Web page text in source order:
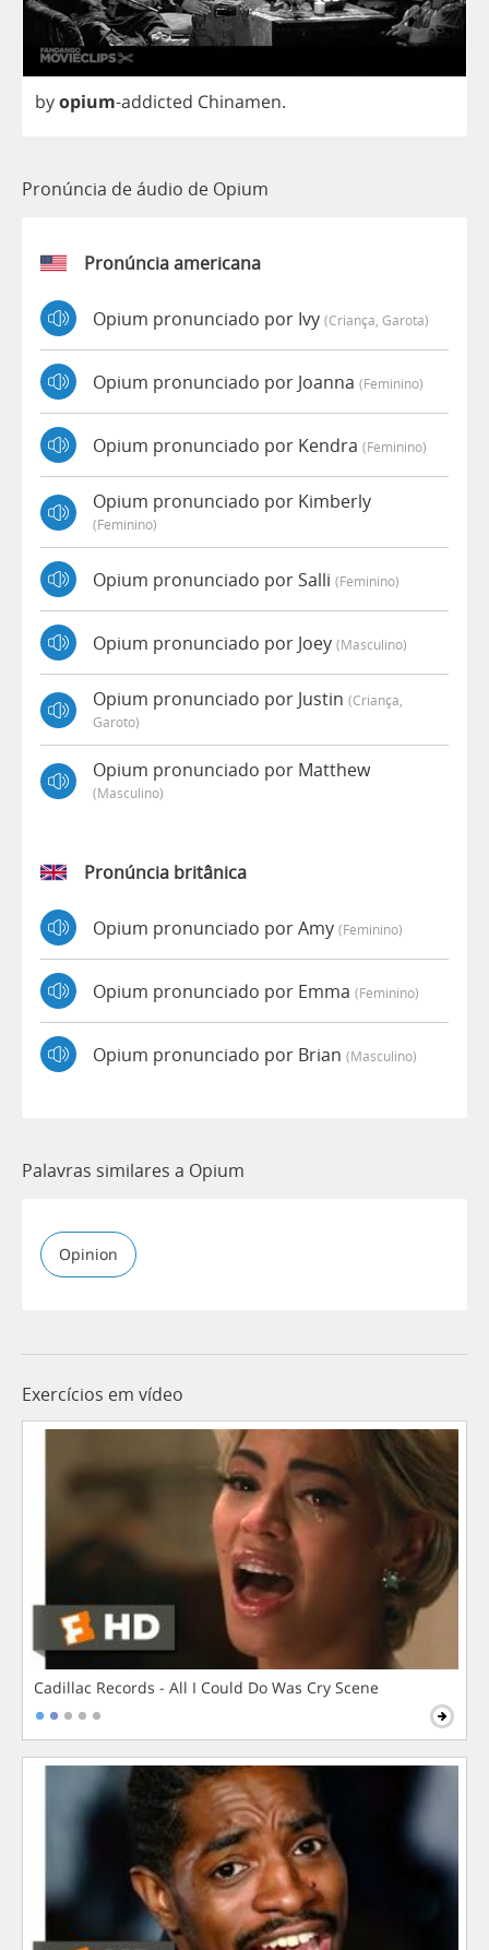
byopium-addicted Chinamen.
Pronúncia de áudio de Opium
Pronúncia americana
Opium pronunciado por Ivy (criança, Garota)
Opium pronunciado por Joanna (feminino)
Opium pronunciado por Kendra (feminino)
Opium pronunciado por Kimberly
(feminino)
Opium pronunciado por Salli (feminino)
Opium pronunciado por Joey (masculino)
Opium pronunciado por Justin (criança,
Garoto)
Opium pronunciado por Matthew
(masculino)
Pronúncia britânica
Opium pronunciado por Amy (feminino)
Opium pronunciado por Emma (feminino)
Opium pronunciado por Brian (masculino)
Palavras similares a Opium
Opinion
Exercícios em vídeo
Cadillac Records - All I Could Do Was Cry Scene